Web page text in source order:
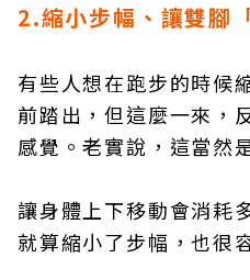
2.縮小步幅、讓雙腳
有些人想在跑步的時候
前踏出，但這麼一來，
感覺。老實說，這當然
讓身體上下移動會消耗
就算縮小了步幅，也很